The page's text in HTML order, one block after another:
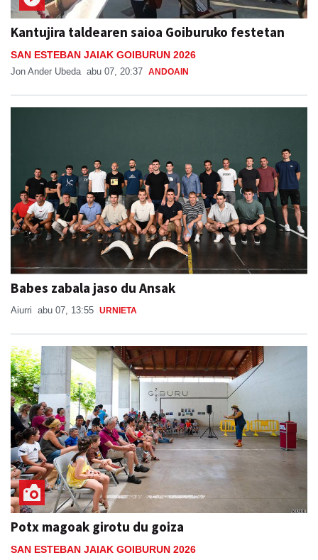
Kantujira taldearen saioa Goiburuko festetan
SAN ESTEBAN JAIAK GOIBURUN 2026
Jon Ander Ubeda abu 07, 20:37 ANDOAIN
Babes zabala jaso du Ansak
Aiurri abu 07, 13:55 URNIETA
Potx magoak girotu du goiza
SAN ESTEBAN JAIAK GOIBURUN 2026